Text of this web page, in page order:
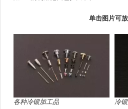
单击图片可
各种冷锻加工品 冷